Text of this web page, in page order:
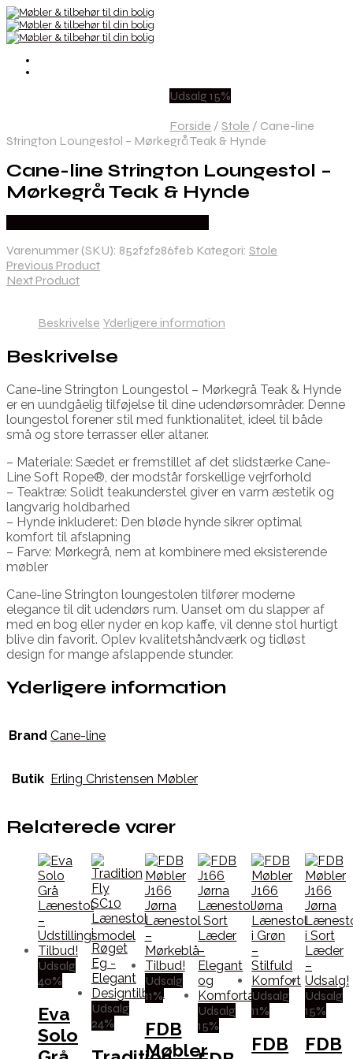
Udsalg 15%
Forside / Stole / Cane-line
Strington Loungestol – Mørkegrå Teak & Hynde
Cane-line Strington Loungestol –
Mørkegrå Teak & Hynde
Varenummer (SKU): 852f2f286feb Kategori: Stole
Previous Product
Next Product
Beskrivelse Yderligere information
Beskrivelse
Cane-line Strington Loungestol – Mørkegrå Teak & Hynde
er en uundgåelig tilføjelse til dine udendørsområder. Denne
loungestol forener stil med funktionalitet, ideel til både
små og store terrasser eller altaner.
– Materiale: Sædet er fremstillet af det slidstærke Cane-
Line Soft Rope®, der modstår forskellige vejrforhold
– Teaktræ: Solidt teakunderstel giver en varm æstetik og
langvarig holdbarhed
– Hynde inkluderet: Den bløde hynde sikrer optimal
komfort til afslapning
– Farve: Mørkegrå, nem at kombinere med eksisterende
møbler
Cane-line Strington loungestolen tilfører moderne
elegance til dit udendørs rum. Uanset om du slapper af
med en bog eller nyder en kop kaffe, vil denne stol hurtigt
blive din favorit. Oplev kvalitetshåndværk og tidløst
design for mange afslappende stunder.
Yderligere information
Brand Cane-line
Butik Erling Christensen Møbler
Relaterede varer
Udsalg
40%
Eva
Solo
Udsalg
24%
Udsalg
11%
FDB
Møbler
Udsalg
15%
Udsalg
11%
FDB
Udsalg
15%
FDB